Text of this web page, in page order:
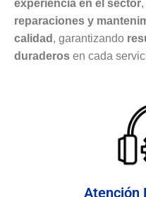
experiencia en el sector
reparaciones y
calidad , garantizando
duraderos en cada
Atención